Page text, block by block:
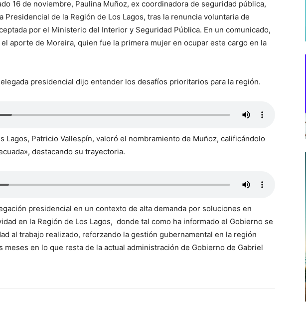
16 de noviembre, Paulina Muñoz, ex coordinadora de seguridad pública,
Presidencial de la Región de Los Lagos, tras la renuncia voluntaria de
por el Ministerio del Interior y Seguridad Pública. En un comunicado,
aporte de Moreira, quien fue la primera mujer en ocupar este cargo en la
presidencial dijo entender los desafíos prioritarios para la región.
Lagos, Patricio Vallespín, valoró el nombramiento de Muñoz, calificándolo
destacando su trayectoria.
presidencial en un contexto de alta demanda por soluciones en
en la Región de Los Lagos, donde tal como ha informado el Gobierno se
al trabajo realizado, reforzando la gestión gubernamental en la región
meses en lo que resta de la actual administración de Gobierno de Gabriel